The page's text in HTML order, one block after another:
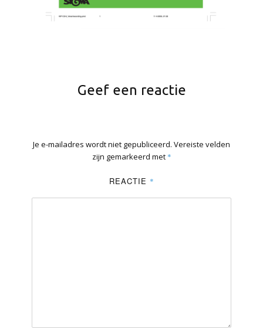
Geef een reactie
Je e-mailadres wordt niet gepubliceerd. Vereiste velden
zijn gemarkeerd met *
REACTIE *